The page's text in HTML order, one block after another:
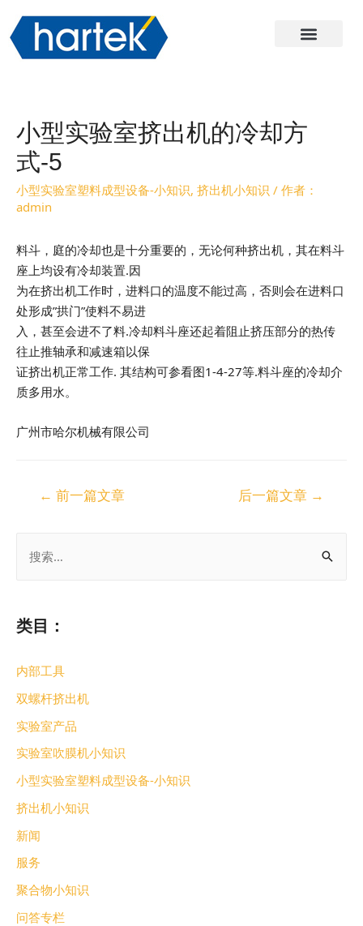
类目：
内部工具
双螺杆挤出机
实验室产品
实验室吹膜机小知识
小型实验室塑料成型设备-小知识
挤出机小知识
新闻
服务
聚合物小知识
问答专栏
小型实验室挤出机的冷却方
式-5
小型实验室塑料成型设备-小知识, 挤出机小知识 / 作者：
admin
料斗，庭的冷却也是十分重要的，无论何种挤出机，其在料斗
座上均设有冷却装置.因
为在挤出机工作时，进料口的温度不能过高，否则会在进料口
处形成”拱门”使料不易进
入，甚至会进不了料.冷却料斗座还起着阻止挤压部分的热传
往止推轴承和减速箱以保
证挤出机正常工作. 其结构可参看图1-4-27等.料斗座的冷却介
质多用水。
广州市哈尔机械有限公司
← 前一篇文章 后一篇文章 →